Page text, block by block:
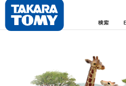
検索